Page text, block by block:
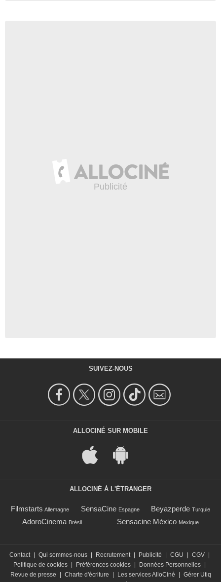
SUIVEZ-NOUS
ALLOCINÉ SUR MOBILE
ALLOCINÉ À L'ÉTRANGER
Filmstarts Allemagne SensaCine Espagne Beyazperde Turquie
AdoroCinema Brésil Sensacine México Mexique
Contact Qui sommes-nous Recrutement Publicité CGU CGV
Politique de cookies
Préférences cookies Données Personnelles
Revue de presse
Charte d'écriture Les services AlloCiné
Gérer Utiq